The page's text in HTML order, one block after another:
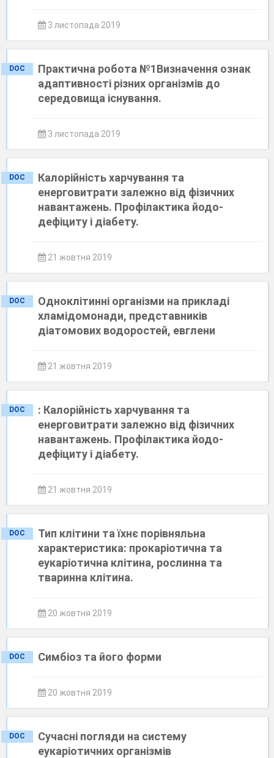
3 листопада 2019
DOC
Практична робота №1Визначення ознак
адаптивності різних організмів до
середовища існування.
3 листопада 2019
DOC
Калорійність харчування та
енерговитрати залежно від фізичних
навантажень. Профілактика йодо-
дефіциту і діабету.
21 жовтня 2019
DOC
Одноклітинні організми на прикладі
хламідомонади, представників
діатомових водоростей, евглени
21 жовтня 2019
DOC
: Калорійність харчування та
енерговитрати залежно від фізичних
навантажень. Профілактика йодо-
дефіциту і діабету.
21 жовтня 2019
DOC
Тип клітини та їхнє порівняльна
характеристика: прокаріотична та
еукаріотична клітина, рослинна та
тваринна клітина.
20 жовтня 2019
DOC Симбіоз та його форми
20 жовтня 2019
DOC
Сучасні погляди на систему
еукаріотичних організмів